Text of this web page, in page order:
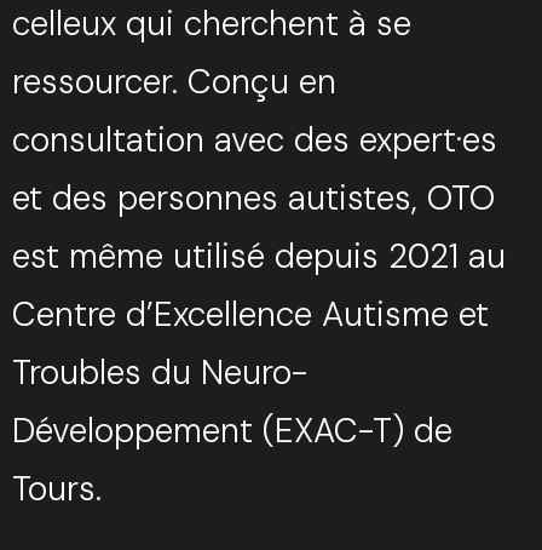
celleux qui cherchent à se
ressourcer. Conçu en
consultation avec des expert·es
et des personnes autistes, OTO
est même utilisé depuis 2021 au
Centre d’Excellence Autisme et
Troubles du Neuro-
Développement (EXAC-T) de
Tours.